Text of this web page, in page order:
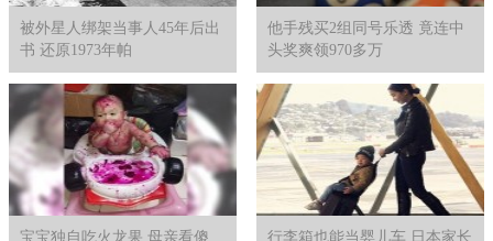
被外星人绑架当事人45年后出
书 还原1973年帕
他手残买2组同号乐透 竟连中
头奖爽领970多万
宝宝独自吃火龙果 母亲看傻 行李箱也能当婴儿车 日本家长